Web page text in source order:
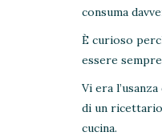
consuma
È curioso
essere
Vi era
di un
cucina.